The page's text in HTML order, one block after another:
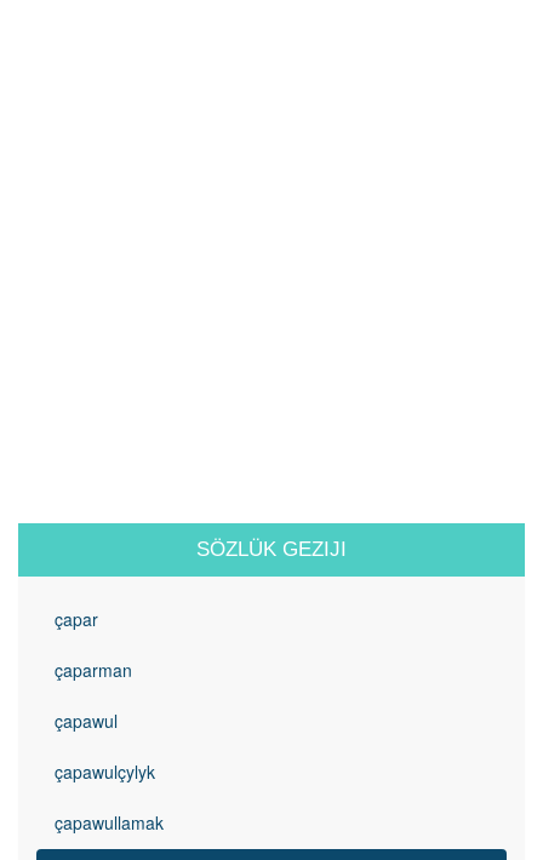
SÖZLÜK GEZIJI
çapar
çaparman
çapawul
çapawulçylyk
çapawullamak